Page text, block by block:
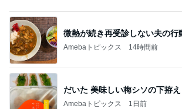
だいた 美味しい梅シソの下拵え
Amebaトピックス 1日前